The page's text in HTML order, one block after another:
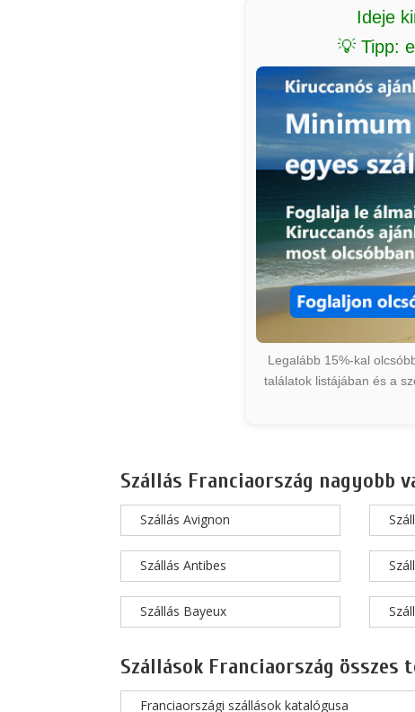
Ideje
💡 Tipp:
Legalább 15%-kal
találatok listájában és a
Szállás Franciaország nagyobb
Szállás Avignon
Szállás Antibes
Szállás Bayeux
Szállások Franciaország összes
Franciaországi szállások katalógusa